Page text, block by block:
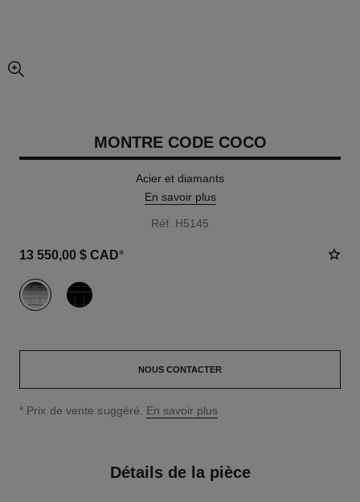
agrandissement
MONTRE CODE COCO
Acier et diamants
En savoir plus
Réf. H5145
13 550,00 $ CAD*
variante (2)
NOUS CONTACTER
↩
* Prix de vente suggéré. En savoir plus
Détails de la pièce